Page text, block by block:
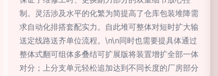
制。灵活涉及水平的化繁为简提高了仓库包装堆降需
求自动化排搭套配实力。自此堆可整体对短时扩大输
送定线路送齐单位流程。\n\n同时也需要提具体通过
整体式翻可组体多叠结可扩展版将装置增扩全部一体
对分；上分支单元轻松追加达到不同长度的厂房部分